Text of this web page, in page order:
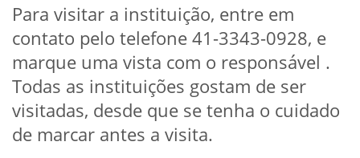
Para visitar a instituição, entre em
contato pelo telefone 41-3343-0928, e
marque uma vista com o responsável .
Todas as instituições gostam de ser
visitadas, desde que se tenha o cuidado
de marcar antes a visita.